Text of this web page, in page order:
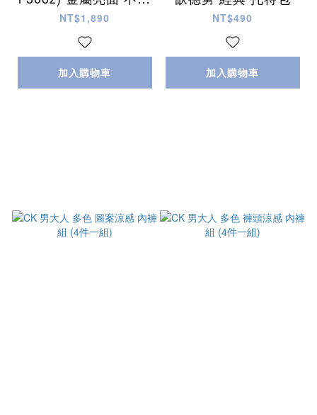
壺 (內有吸管)
NT$1,890
加入購物車
NT$490
加入購物車